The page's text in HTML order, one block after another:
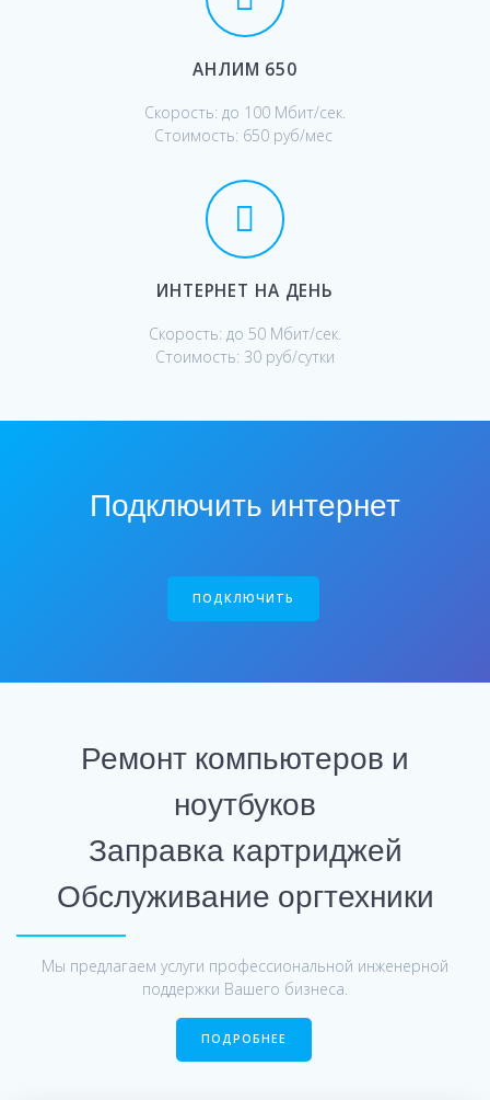
АНЛИМ 650
Скорость: до 100 Мбит/сек.
Стоимость: 650 руб/мес
ИНТЕРНЕТ НА ДЕНЬ
Скорость: до 50 Мбит/сек.
Стоимость: 30 руб/сутки
Подключить интернет
ПОДКЛЮЧИТЬ
Ремонт компьютеров и
ноутбуков
Заправка картриджей
Обслуживание оргтехники
Мы предлагаем услуги профессиональной инженерной
поддержки Вашего бизнеса.
ПОДРОБНЕЕ